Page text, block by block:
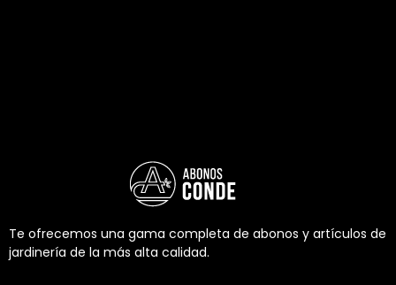
Te ofrecemos una gama completa de abonos y artículos de
jardinería de la más alta calidad.